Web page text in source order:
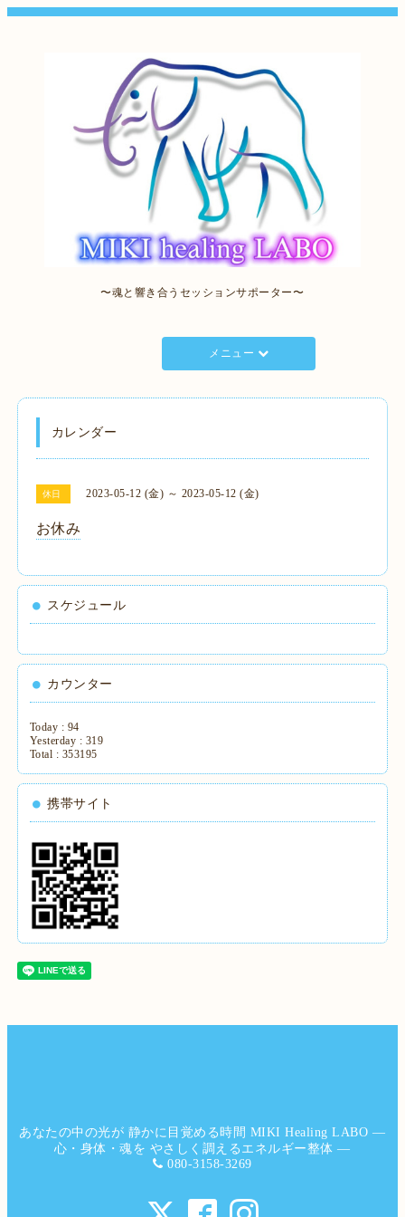
〜魂と響き合うセッションサポーター〜
メニュー
カレンダー
休日 2023-05-12 (金) ～ 2023-05-12 (金)
お休み
スケジュール
カウンター
Today : 94
Yesterday : 319
Total : 353195
携帯サイト
あなたの中の光が 静かに目覚める時間 MIKI Healing LABO ―
心・身体・魂を やさしく調えるエネルギー整体 ―
080-3158-3269